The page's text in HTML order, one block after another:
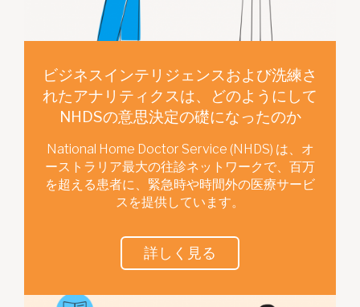
ビジネスインテリジェンスおよび洗練さ
れたアナリティクスは、どのようにして
NHDSの意思決定の礎になったのか
National Home Doctor Service (NHDS) は、オ
ーストラリア最大の往診ネットワークで、百万
を超える患者に、緊急時や時間外の医療サービ
スを提供しています。
詳しく見る